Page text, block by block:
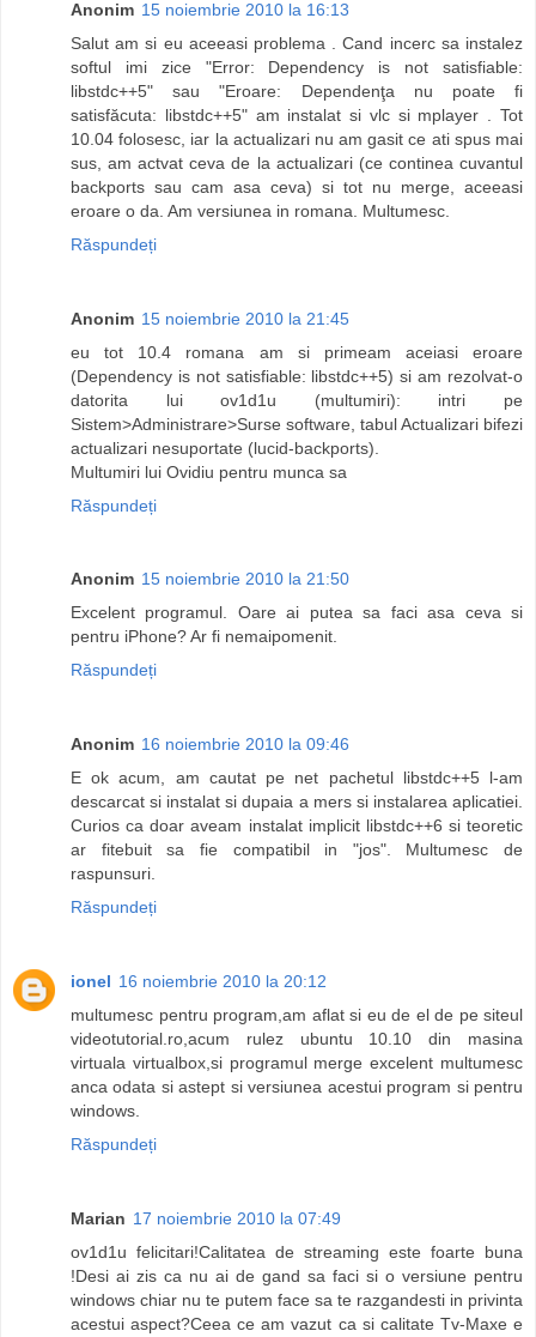
Anonim 15 noiembrie 2010 la 16:13
Salut am si eu aceeasi problema . Cand incerc sa instalez
softul imi zice "Error: Dependency is not satisfiable:
libstdc++5" sau "Eroare: Dependenţa nu poate fi
satisfăcuta: libstdc++5" am instalat si vlc si mplayer . Tot
10.04 folosesc, iar la actualizari nu am gasit ce ati spus mai
sus, am actvat ceva de la actualizari (ce continea cuvantul
backports sau cam asa ceva) si tot nu merge, aceeasi
eroare o da. Am versiunea in romana. Multumesc.
Răspundeți
Anonim 15 noiembrie 2010 la 21:45
eu tot 10.4 romana am si primeam aceiasi eroare
(Dependency is not satisfiable: libstdc++5) si am rezolvat-o
datorita lui ov1d1u (multumiri): intri pe
Sistem>Administrare>Surse software, tabul Actualizari bifezi
actualizari nesuportate (lucid-backports).
Multumiri lui Ovidiu pentru munca sa
Răspundeți
Anonim 15 noiembrie 2010 la 21:50
Excelent programul. Oare ai putea sa faci asa ceva si
pentru iPhone? Ar fi nemaipomenit.
Răspundeți
Anonim 16 noiembrie 2010 la 09:46
E ok acum, am cautat pe net pachetul libstdc++5 l-am
descarcat si instalat si dupaia a mers si instalarea aplicatiei.
Curios ca doar aveam instalat implicit libstdc++6 si teoretic
ar fitebuit sa fie compatibil in "jos". Multumesc de
raspunsuri.
Răspundeți
ionel 16 noiembrie 2010 la 20:12
multumesc pentru program,am aflat si eu de el de pe siteul
videotutorial.ro,acum rulez ubuntu 10.10 din masina
virtuala virtualbox,si programul merge excelent multumesc
anca odata si astept si versiunea acestui program si pentru
windows.
Răspundeți
Marian 17 noiembrie 2010 la 07:49
ov1d1u felicitari!Calitatea de streaming este foarte buna
!Desi ai zis ca nu ai de gand sa faci si o versiune pentru
windows chiar nu te putem face sa te razgandesti in privinta
acestui aspect?Ceea ce am vazut ca si calitate Tv-Maxe e